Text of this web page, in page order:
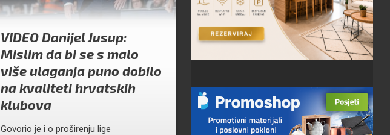
VIDEO Danijel Jusup:
Mislim da bi se s malo
više ulaganja puno dobilo
na kvaliteti hrvatskih
klubova
Govorio je i o proširenju lige